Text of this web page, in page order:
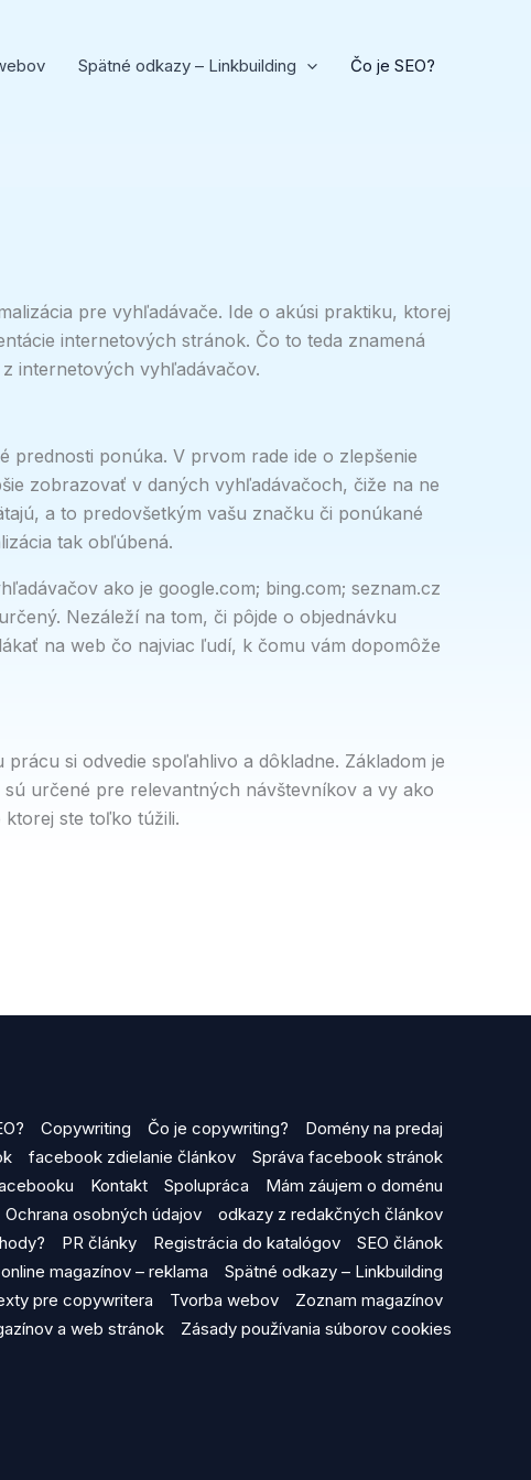
Spätné odkazy – Linkbuilding Čo je SEO?
pre vyhľadávače. Ide o akúsi praktiku, ktorej
internetových stránok. Čo to teda znamená
internetových vyhľadávačov.
ponúka. V prvom rade ide o zlepšenie
zobrazovať v daných vyhľadávačoch, čiže na ne
a to predovšetkým vašu značku či ponúkané
tak obľúbená.
ako je google.com; bing.com; seznam.cz
Nezáleží na tom, či pôjde o objednávku
na web čo najviac ľudí, k čomu vám dopomôže
si odvedie spoľahlivo a dôkladne. Základom je
určené pre relevantných návštevníkov a vy ako
ste toľko túžili.
Copywriting Čo je copywriting?
Domény na predaj
facebook zdielanie článkov
Správa facebook stránok
Kontakt Spolupráca
Mám záujem o doménu
Ochrana osobných údajov
odkazy z redakčných článkov
PR články Registrácia do katalógov
SEO článok
magazínov – reklama
Spätné odkazy – Linkbuilding
pre copywritera
Tvorba webov
Zoznam magazínov
a web stránok
Zásady používania súborov cookies